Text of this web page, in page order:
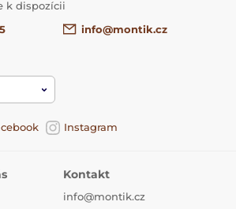
naučí?
môže dieťa rozvíjať
a zároveň spoznávať,
na farme medzi zvieratkami.
zručnosti
myslenie
k dispozícii
info@montik.cz
Instagram
Kontakt
info@montik.cz